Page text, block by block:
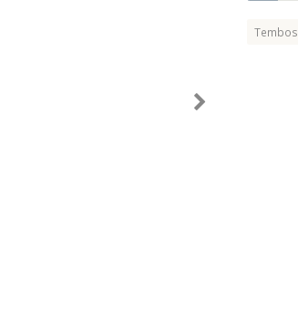
Tembos